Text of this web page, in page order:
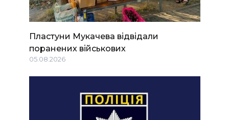
Пластуни Мукачева відвідали
поранених військових
05.08.2026